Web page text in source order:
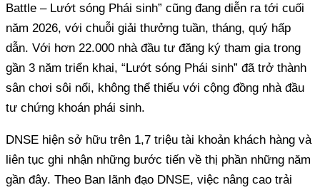
Battle – Lướt sóng Phái sinh” cũng đang diễn ra tới cuối
năm 2026, với chuỗi giải thưởng tuần, tháng, quý hấp
dẫn. Với hơn 22.000 nhà đầu tư đăng ký tham gia trong
gần 3 năm triển khai, “Lướt sóng Phái sinh” đã trở thành
sân chơi sôi nổi, không thể thiếu với cộng đồng nhà đầu
tư chứng khoán phái sinh.
DNSE hiện sở hữu trên 1,7 triệu tài khoản khách hàng và
liên tục ghi nhận những bước tiến về thị phần những năm
gần đây. Theo Ban lãnh đạo DNSE, việc nâng cao trải